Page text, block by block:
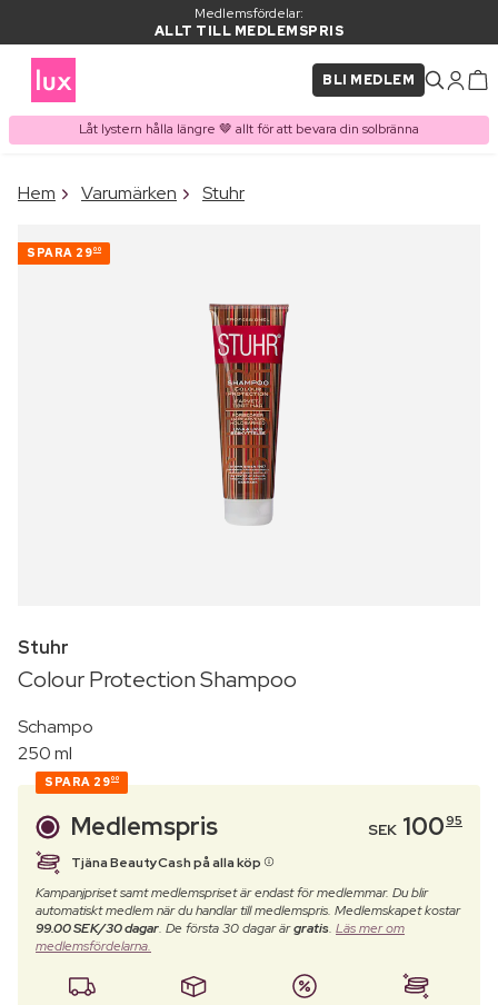
Medlemsfördelar:
ALLT TILL MEDLEMSPRIS
BLI MEDLEM
Låt lystern hålla längre 🤎 allt för att bevara din solbränna
PRODUKT I VARUKORGEN
Hem Varumärken Stuhr
SPARA 2900
Stuhr
Colour Protection Shampoo
Schampo
250 ml
SPARA 2900
Medlemspris SEK 10095
Tjäna BeautyCash på alla köp
Kampanjpriset samt medlemspriset är endast för medlemmar. Du blir
automatiskt medlem när du handlar till medlemspris. Medlemskapet kostar
99.00 SEK/30 dagar. De första 30 dagar ärgratis. Läs mer om
medlemsfördelarna.